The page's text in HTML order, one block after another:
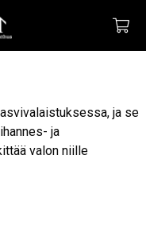
ja se
ja
valon niille
vaatii, eikä se
minkä